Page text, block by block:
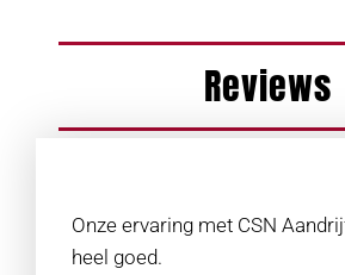
Reviews
Onze ervaring met CSN
heel goed.